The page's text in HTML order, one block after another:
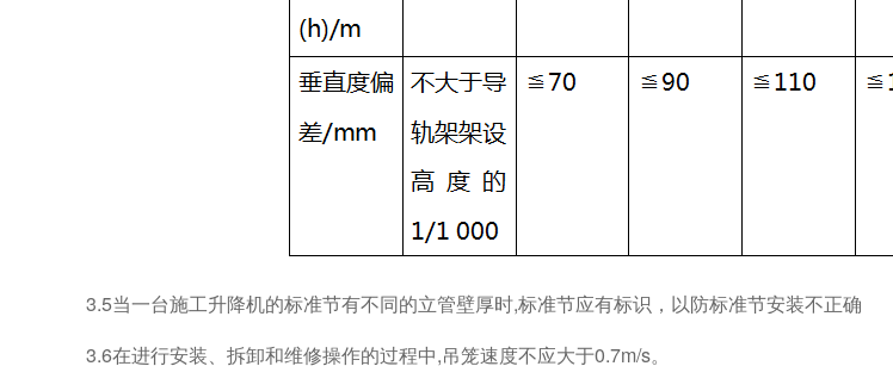
3.5当一台施工升降机的标准节有不同的立管壁厚时,标准节应有标识，以防标准节安装不正确
3.6在进行安装、拆卸和维修操作的过程中,吊笼速度不应大于0.7m/s。